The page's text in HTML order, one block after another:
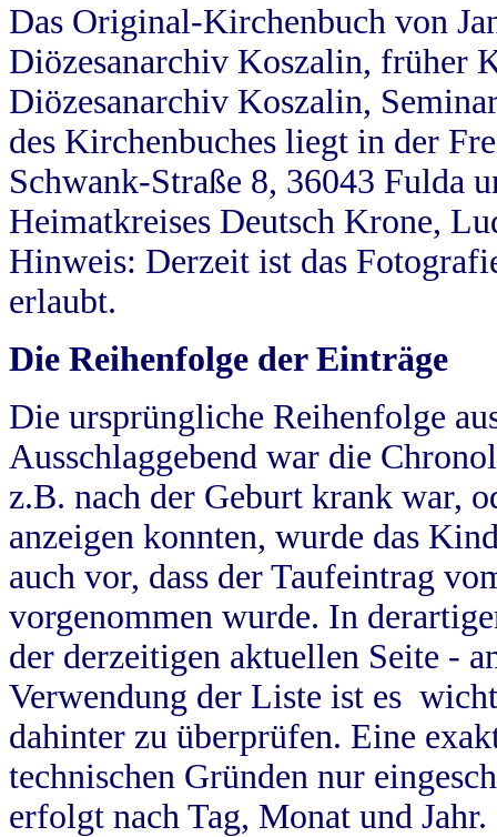
Das Original-Kirchenbuch von
Diözesanarchiv Koszalin, früher
Diözesanarchiv Koszalin,
des Kirchenbuches liegt in der
Schwank-Straße 8, 36043 Fulda
Heimatkreises Deutsch Krone,
Hinweis: Derzeit ist das
erlaubt.
Die Reihenfolge der Einträge
Die ursprüngliche Reihenfolge
Ausschlaggebend war die
z.B. nach der Geburt krank war,
anzeigen konnten, wurde das
auch vor, dass der Taufeintrag
vorgenommen wurde. In
der derzeitigen aktuellen Seite -
Verwendung der Liste ist es
dahinter zu überprüfen. Eine
technischen Gründen nur
erfolgt nach Tag, Monat und Jahr.